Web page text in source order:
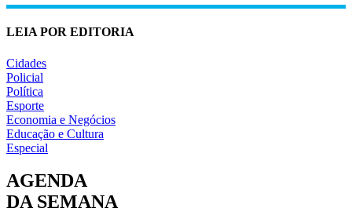
LEIA POR EDITORIA
Cidades
Policial
Política
Esporte
Economia e Negócios
Educação e Cultura
Especial
AGENDA
DA SEMANA